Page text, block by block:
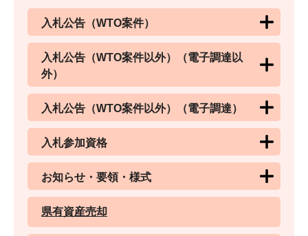
入札公告（WTO案件）
入札公告（WTO案件以外）（電子調達以
外）
入札公告（WTO案件以外）（電子調達）
入札参加資格
お知らせ・要領・様式
県有資産売却